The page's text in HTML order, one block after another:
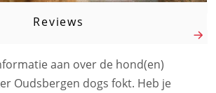
Reviews
aan over de hond(en)
Oudsbergen dogs fokt. Heb je